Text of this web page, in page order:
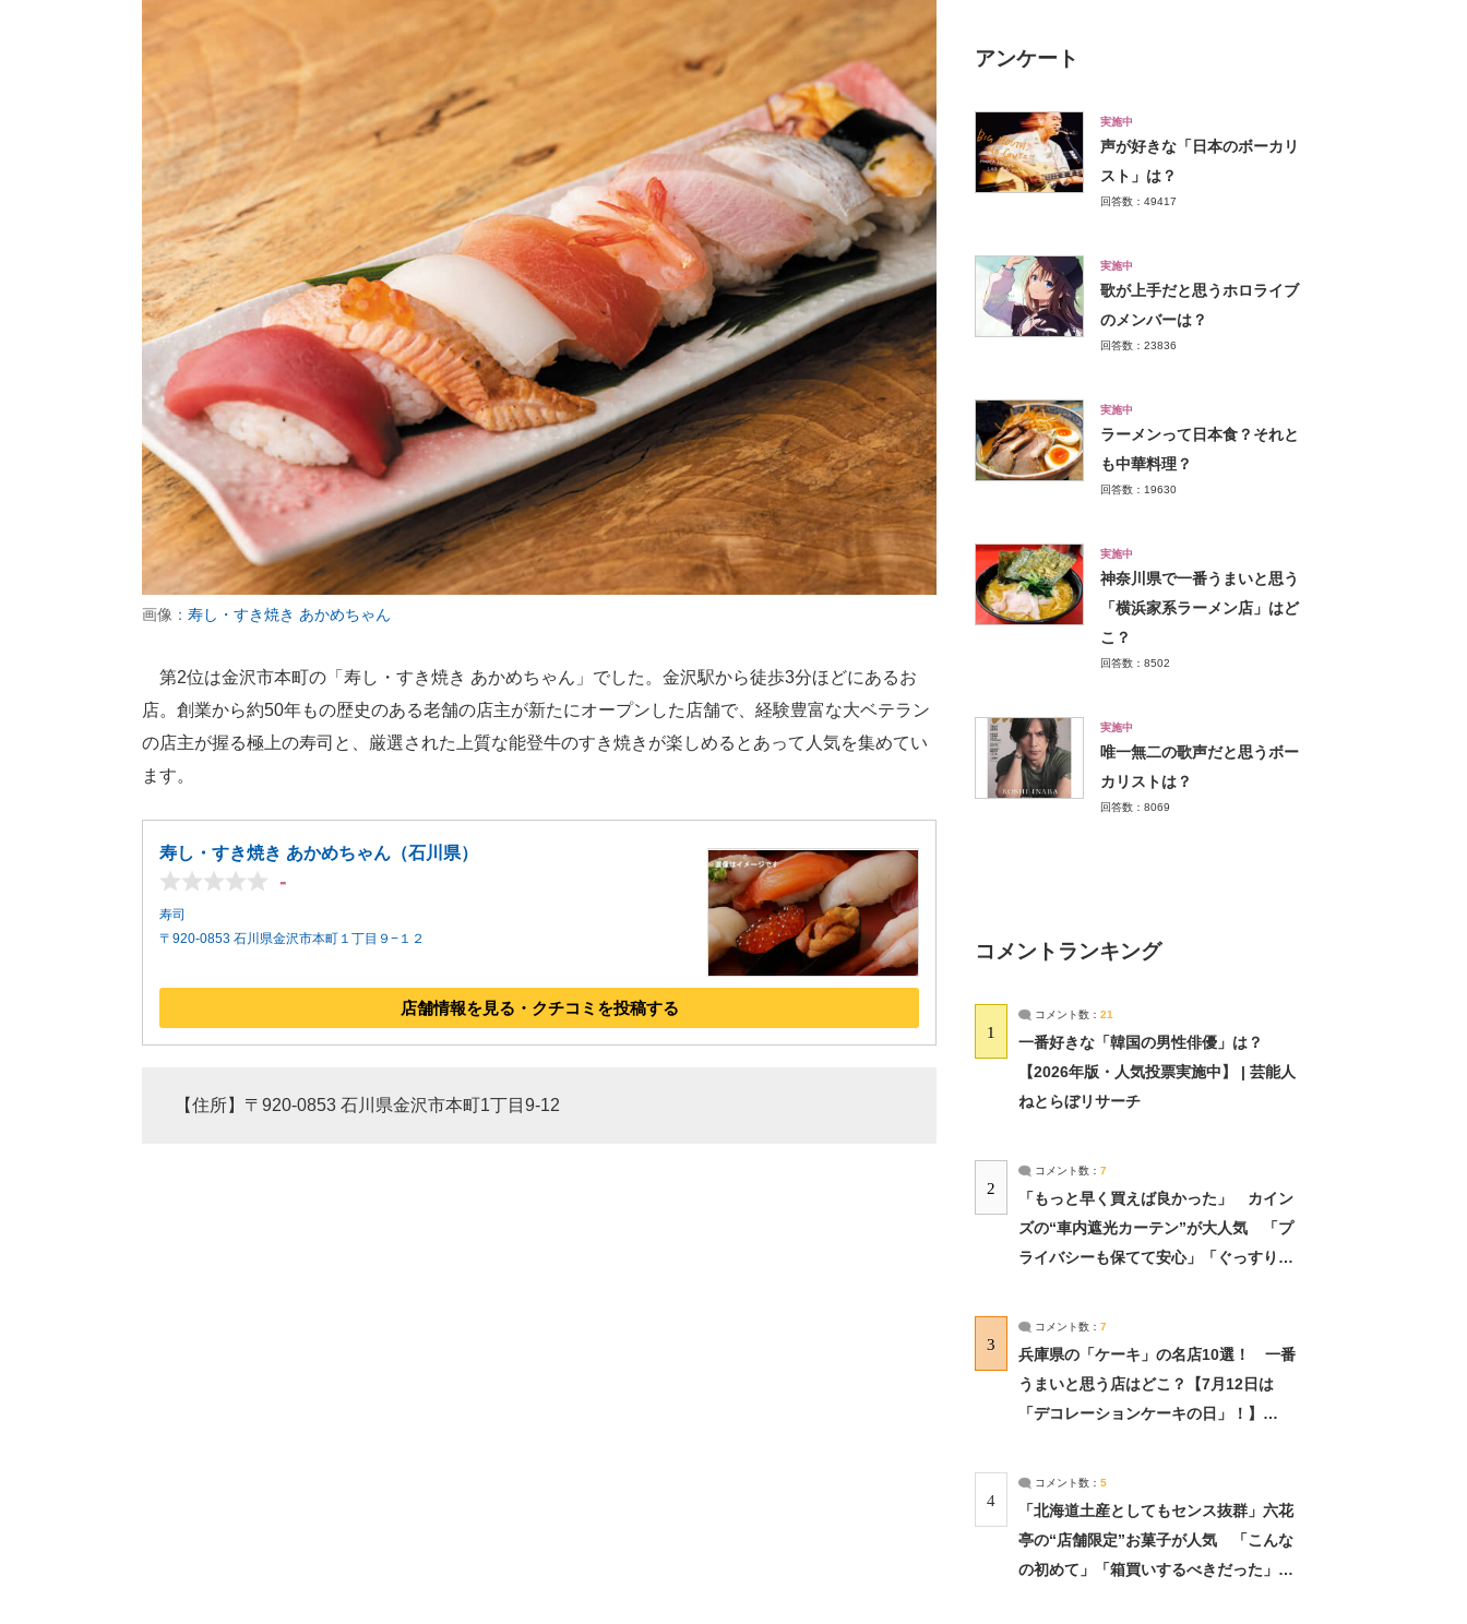
画像： 寿し・すき焼き あかめちゃん
第2位は金沢市本町の「寿し・すき焼き あかめちゃん」でした。金沢駅から徒歩3分ほどにあるお
店。創業から約50年もの歴史のある老舗の店主が新たにオープンした店舗で、経験豊富な大ベテラン
の店主が握る極上の寿司と、厳選された上質な能登牛のすき焼きが楽しめるとあって人気を集めてい
ます。
寿し・すき焼き あかめちゃん（石川県）
-
寿司
〒920-0853 石川県金沢市本町１丁目９−１２
店舗情報を見る・クチコミを投稿する
【住所】〒920-0853 石川県金沢市本町1丁目9-12
アンケート
実施中
声が好きな「日本のボーカリ
スト」は？
回答数：49417
実施中
歌が上手だと思うホロライブ
のメンバーは？
回答数：23836
実施中
ラーメンって日本食？それと
も中華料理？
回答数：19630
実施中
神奈川県で一番うまいと思う
「横浜家系ラーメン店」はど
こ？
回答数：8502
実施中
唯一無二の歌声だと思うボー
カリストは？
回答数：8069
コメントランキング
1
コメント数： 21
一番好きな「韓国の男性俳優」は？
【2026年版・人気投票実施中】 | 芸能人
ねとらぼリサーチ
2
コメント数： 7
「もっと早く買えば良かった」 カイン
ズの“車内遮光カーテン”が大人気 「プ
ライバシーも保てて安心」「ぐっすり眠
3
コメント数： 7
兵庫県の「ケーキ」の名店10選！ 一番
うまいと思う店はどこ？【7月12日は
「デコレーションケーキの日」！】
4
コメント数： 5
「北海道土産としてもセンス抜群」六花
亭の“店舗限定”お菓子が人気 「こんな
の初めて」「箱買いするべきだった」